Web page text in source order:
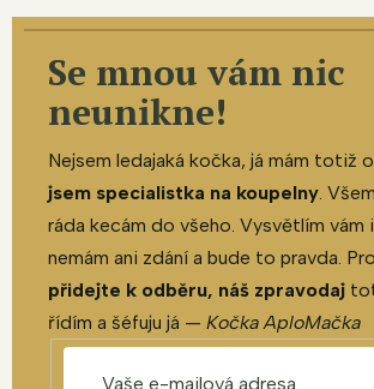
Se mnou vám nic
neunikne!
Nejsem ledajaká kočka, já mám totiž
jsem specialistka na koupelny.
ráda kecám do všeho. Vysvětlím vám
nemám ani zdání a bude to pravda.
přidejte k odběru, náš zpravodaj
řídím a šéfuju já — Kočka AploMačka